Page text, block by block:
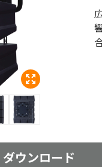
ダウンロード